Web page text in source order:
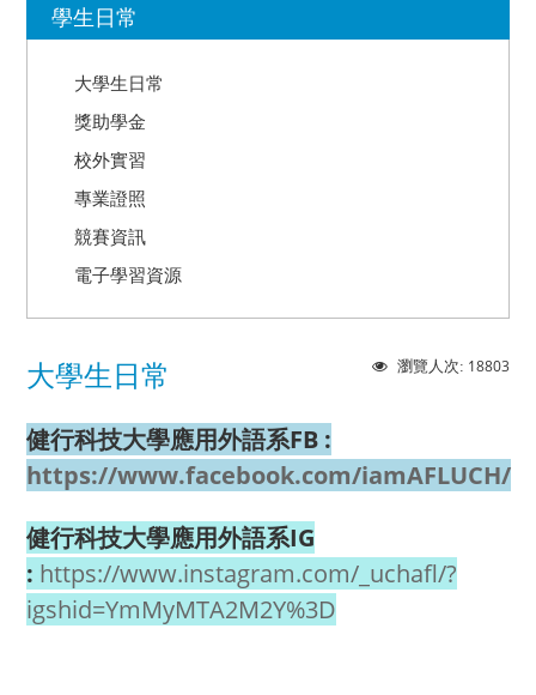
學生日常
大學生日常
獎助學金
校外實習
專業證照
競賽資訊
電子學習資源
瀏覽人次: 18803
大學生日常
健行科技大學應用外語系FB :
https://www.facebook.com/iamAFLUCH/
健行科技大學應用外語系IG
: https://www.instagram.com/_uchafl/?
igshid=YmMyMTA2M2Y%3D